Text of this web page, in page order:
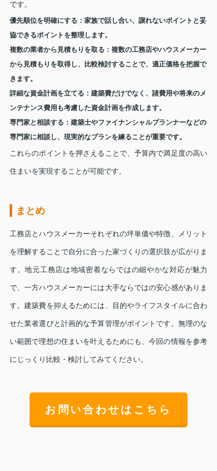
です。
優先順位を明確にする： 家族で話し合い、譲れないポイントと妥
協できるポイントを整理します。
複数の業者から見積もりを取る： 複数の工務店やハウスメーカー
から見積もりを取得し、比較検討することで、適正価格を把握で
きます。
詳細な資金計画を立てる： 建築費だけでなく、諸費用や将来のメ
ンテナンス費用も考慮した資金計画を作成します。
専門家と相談する： 建築士やファイナンシャルプランナーなどの
専門家に相談し、現実的なプランを練ることが重要です。
これらのポイントを押さえることで、予算内で満足度の高い
住まいを実現することが可能です。
まとめ
工務店とハウスメーカーそれぞれの坪単価や特徴、メリット
を理解することで自分に合った家づくりの選択肢が広がりま
す。地元工務店は地域密着ならではの細やかな対応が魅力
で、一方ハウスメーカーには大手ならではの安心感がありま
す。建築費を抑えるためには、目的やライフスタイルに合わ
せた業者選びと計画的な予算管理がポイントです。無理のな
い範囲で理想の住まいを叶えるためにも、今回の情報を参考
にじっくり比較・検討してみてください。
お問い合わせはこちら